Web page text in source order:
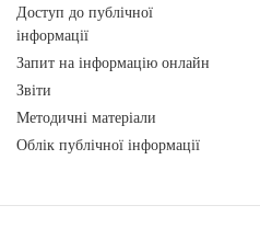
Доступ до публічної
інформації
Запит на інформацію онлайн
Звіти
Методичні матеріали
Облік публічної інформації